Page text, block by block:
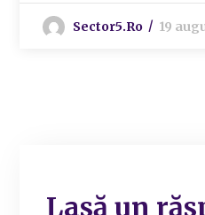
Sector5.ro 19
Lasă un